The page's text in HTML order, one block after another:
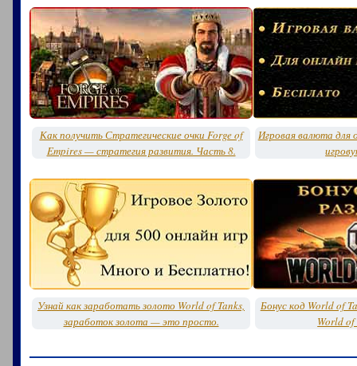
Как получить Стратегические очки Forge of
Empires — стратегия развития. Часть 8.
Игровая валюта для
Узнай как заработать золото World of Tanks,
заработок золота — это просто.
Бонус код World of
World of